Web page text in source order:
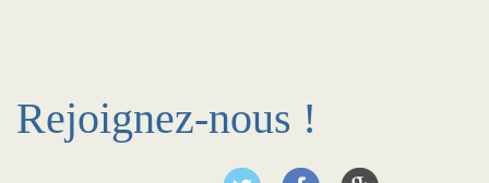
Rejoignez-nous !